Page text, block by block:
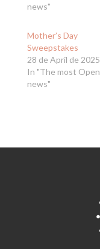
news"
Mother’s Day
Sweepstakes
28 de April de 2025
In "The most Open
news"